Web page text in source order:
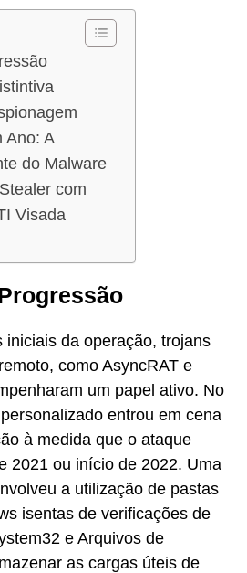
Ano: A
do Malware
com
Visada
iniciais da operação, trojans
como AsyncRAT e
um papel ativo. No
entrou em cena
à medida que o ataque
2021 ou início de 2022. Uma
a utilização de pastas
isentas de verificações de
e Arquivos de
as cargas úteis de